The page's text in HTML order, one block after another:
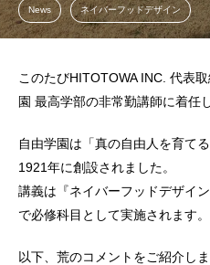
News ネイバーフッドデザイン
このたびHITOTOWA INC. 代表
園 最高学部の非常勤講師に着任
自由学園は「真の自由人を育て
1921年に創設されました。
講義は『ネイバーフッドデザイ
で必修科目として実施されます。
以下、荒のコメントをご紹介しま